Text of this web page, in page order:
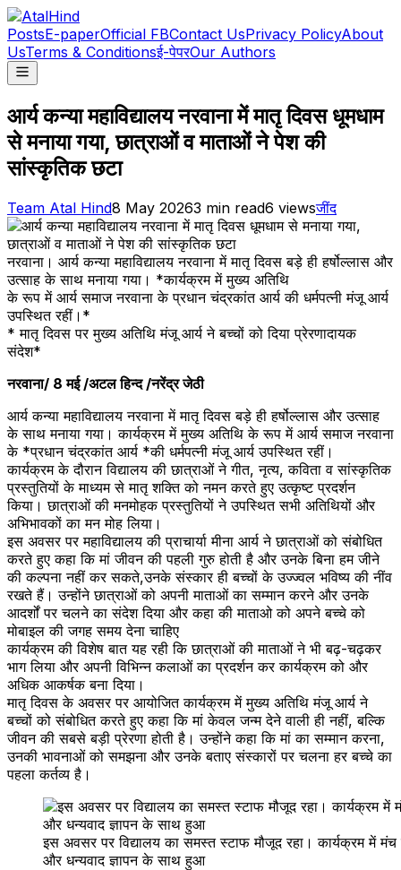
PostsE-paperOfficial FBContact UsPrivacy PolicyAbout
UsTerms & Conditionsई-पेपरOur Authors
आर्य कन्या महाविद्यालय नरवाना में मातृ दिवस धूमधाम
से मनाया गया, छात्राओं व माताओं ने पेश की
सांस्कृतिक छटा
Team Atal Hind8 May 20263 min read6 viewsजींद
नरवाना। आर्य कन्या महाविद्यालय नरवाना में मातृ दिवस बड़े ही हर्षोल्लास और
उत्साह के साथ मनाया गया। *कार्यक्रम में मुख्य अतिथि
के रूप में आर्य समाज नरवाना के प्रधान चंद्रकांत आर्य की धर्मपत्नी मंजू आर्य
उपस्थित रहीं।*
* मातृ दिवस पर मुख्य अतिथि मंजू आर्य ने बच्चों को दिया प्रेरणादायक
संदेश*
नरवाना/ 8 मई /अटल हिन्द /नरेंद्र जेठी
आर्य कन्या महाविद्यालय नरवाना में मातृ दिवस बड़े ही हर्षोल्लास और उत्साह
के साथ मनाया गया। कार्यक्रम में मुख्य अतिथि के रूप में आर्य समाज नरवाना
के *प्रधान चंद्रकांत आर्य *की धर्मपत्नी मंजू आर्य उपस्थित रहीं।
कार्यक्रम के दौरान विद्यालय की छात्राओं ने गीत, नृत्य, कविता व सांस्कृतिक
प्रस्तुतियों के माध्यम से मातृ शक्ति को नमन करते हुए उत्कृष्ट प्रदर्शन
किया। छात्राओं की मनमोहक प्रस्तुतियों ने उपस्थित सभी अतिथियों और
अभिभावकों का मन मोह लिया।
इस अवसर पर महाविद्यालय की प्राचार्या मीना आर्य ने छात्राओं को संबोधित
करते हुए कहा कि मां जीवन की पहली गुरु होती है और उनके बिना हम जीने
की कल्पना नहीं कर सकते,उनके संस्कार ही बच्चों के उज्ज्वल भविष्य की नींव
रखते हैं। उन्होंने छात्राओं को अपनी माताओं का सम्मान करने और उनके
आदर्शों पर चलने का संदेश दिया और कहा की माताओ को अपने बच्चे को
मोबाइल की जगह समय देना चाहिए
कार्यक्रम की विशेष बात यह रही कि छात्राओं की माताओं ने भी बढ़-चढ़कर
भाग लिया और अपनी विभिन्न कलाओं का प्रदर्शन कर कार्यक्रम को और
अधिक आकर्षक बना दिया।
मातृ दिवस के अवसर पर आयोजित कार्यक्रम में मुख्य अतिथि मंजू आर्य ने
बच्चों को संबोधित करते हुए कहा कि मां केवल जन्म देने वाली ही नहीं, बल्कि
जीवन की सबसे बड़ी प्रेरणा होती है। उन्होंने कहा कि मां का सम्मान करना,
उनकी भावनाओं को समझना और उनके बताए संस्कारों पर चलना हर बच्चे का
पहला कर्तव्य है।
इस अवसर पर विद्यालय का समस्त स्टाफ मौजूद रहा। कार्यक्रम में
और धन्यवाद ज्ञापन के साथ हुआ